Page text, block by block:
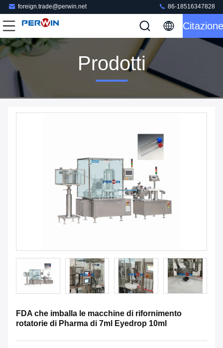
foreign.trade@perwin.net 86-18516347828
Citazione
Prodotti
FDA che imballa le macchine di rifornimento
rotatorie di Pharma di 7ml Eyedrop 10ml